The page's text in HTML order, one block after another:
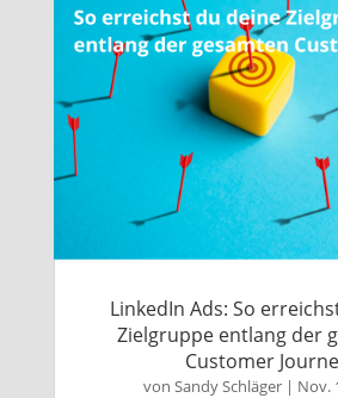
LinkedIn Ads: So
Zielgruppe entlang der
Customer
von Sandy Schläger| Nov.